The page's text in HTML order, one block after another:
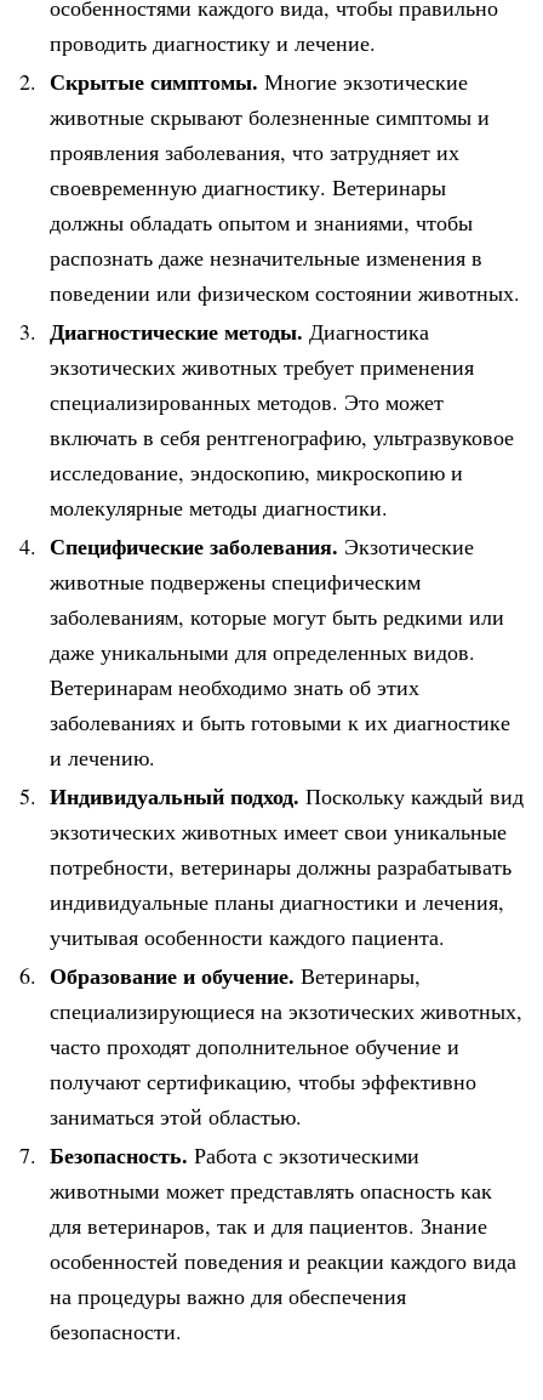
особенностями каждого вида, чтобы правильно
проводить диагностику и лечение.
Скрытые симптомы. Многие экзотические
животные скрывают болезненные симптомы и
проявления заболевания, что затрудняет их
своевременную диагностику. Ветеринары
должны обладать опытом и знаниями, чтобы
распознать даже незначительные изменения в
поведении или физическом состоянии животных.
Диагностические методы. Диагностика
экзотических животных требует применения
специализированных методов. Это может
включать в себя рентгенографию, ультразвуковое
исследование, эндоскопию, микроскопию и
молекулярные методы диагностики.
Специфические заболевания. Экзотические
животные подвержены специфическим
заболеваниям, которые могут быть редкими или
даже уникальными для определенных видов.
Ветеринарам необходимо знать об этих
заболеваниях и быть готовыми к их диагностике
и лечению.
Индивидуальный подход. Поскольку каждый вид
экзотических животных имеет свои уникальные
потребности, ветеринары должны разрабатывать
индивидуальные планы диагностики и лечения,
учитывая особенности каждого пациента.
Образование и обучение. Ветеринары,
специализирующиеся на экзотических животных,
часто проходят дополнительное обучение и
получают сертификацию, чтобы эффективно
заниматься этой областью.
Безопасность. Работа с экзотическими
животными может представлять опасность как
для ветеринаров, так и для пациентов. Знание
особенностей поведения и реакции каждого вида
на процедуры важно для обеспечения
безопасности.